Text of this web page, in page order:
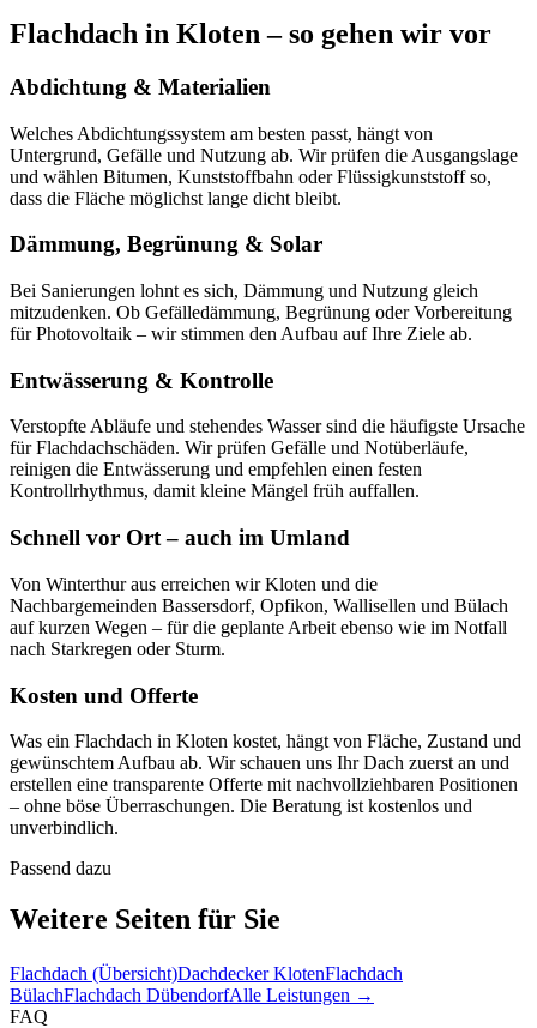
Flachdach in Kloten – so gehen wir vor
Abdichtung & Materialien
Welches Abdichtungssystem am besten passt, hängt von
Untergrund, Gefälle und Nutzung ab. Wir prüfen die Ausgangslage
und wählen Bitumen, Kunststoffbahn oder Flüssigkunststoff so,
dass die Fläche möglichst lange dicht bleibt.
Dämmung, Begrünung & Solar
Bei Sanierungen lohnt es sich, Dämmung und Nutzung gleich
mitzudenken. Ob Gefälledämmung, Begrünung oder Vorbereitung
für Photovoltaik – wir stimmen den Aufbau auf Ihre Ziele ab.
Entwässerung & Kontrolle
Verstopfte Abläufe und stehendes Wasser sind die häufigste Ursache
für Flachdachschäden. Wir prüfen Gefälle und Notüberläufe,
reinigen die Entwässerung und empfehlen einen festen
Kontrollrhythmus, damit kleine Mängel früh auffallen.
Schnell vor Ort – auch im Umland
Von Winterthur aus erreichen wir Kloten und die
Nachbargemeinden Bassersdorf, Opfikon, Wallisellen und Bülach
auf kurzen Wegen – für die geplante Arbeit ebenso wie im Notfall
nach Starkregen oder Sturm.
Kosten und Offerte
Was ein Flachdach in Kloten kostet, hängt von Fläche, Zustand und
gewünschtem Aufbau ab. Wir schauen uns Ihr Dach zuerst an und
erstellen eine transparente Offerte mit nachvollziehbaren Positionen
– ohne böse Überraschungen. Die Beratung ist kostenlos und
unverbindlich.
Passend dazu
Weitere Seiten für Sie
Flachdach (Übersicht)Dachdecker KlotenFlachdach
BülachFlachdach DübendorfAlle Leistungen →
FAQ